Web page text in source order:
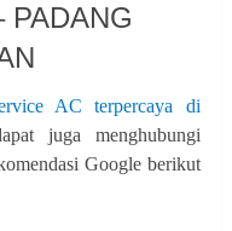
PADANG
AC terpercaya di
juga menghubungi
Google berikut